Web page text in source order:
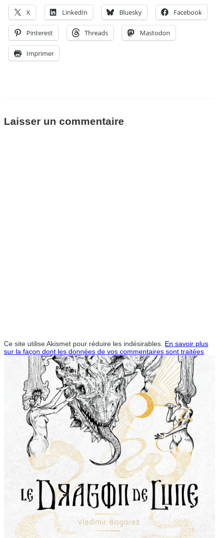
X LinkedIn Bluesky Facebook
Pinterest Threads Mastodon
Imprimer
Laisser un commentaire
Ce site utilise Akismet pour réduire les indésirables. En savoir plus
sur la façon dont les données de vos commentaires sont traitées